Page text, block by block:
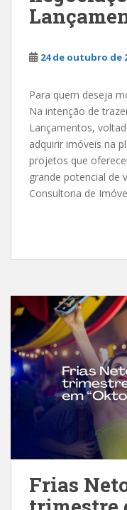
24 de outubro de
Para quem deseja
Na intenção de
Lançamentos,
adquirir imóveis na
projetos que
grande potencial de
Consultoria de
Frias